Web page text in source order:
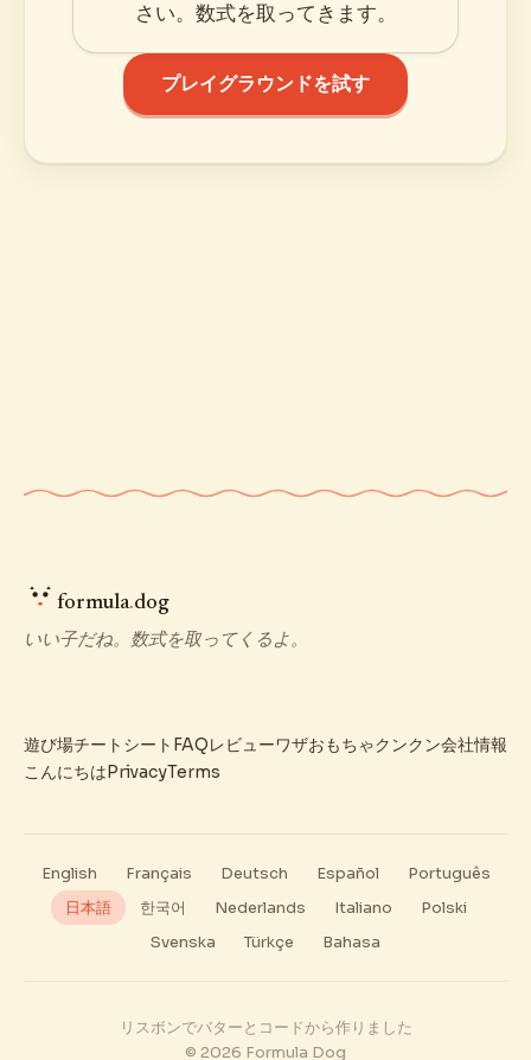
さい。数式を取ってきます。
プレイグラウンドを試す
formula.dog
いい子だね。数式を取ってくるよ。
遊び場チートシート FAQレビューワザおもちゃクンクン会社情報
こんにちはPrivacyTerms
English Français Deutsch Español
Português
日本語
한국어 Nederlands Italiano
Polski
Svenska
Türkçe Bahasa
リスボンでバターとコードから作りました
© 2026 Formula Dog